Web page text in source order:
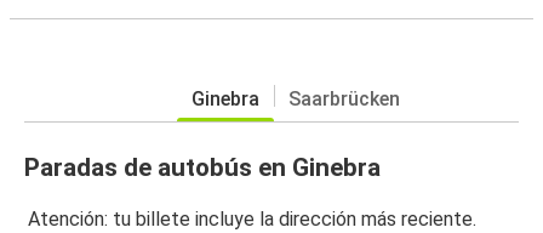
Ginebra Saarbrücken
Paradas de autobús en Ginebra
Atención: tu billete incluye la dirección más reciente.